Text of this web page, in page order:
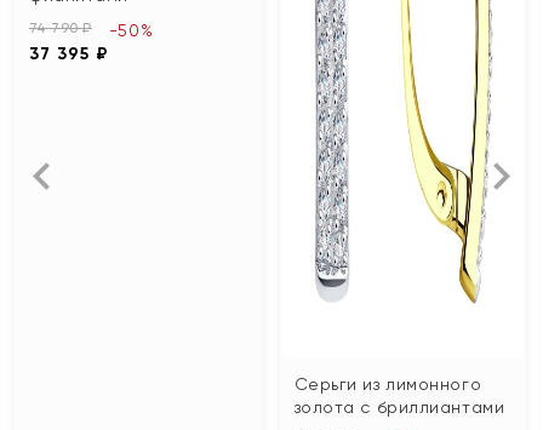
74 790 ₽
37 395 ₽
-50%
Серьги из лимонного
золота с бриллиантами